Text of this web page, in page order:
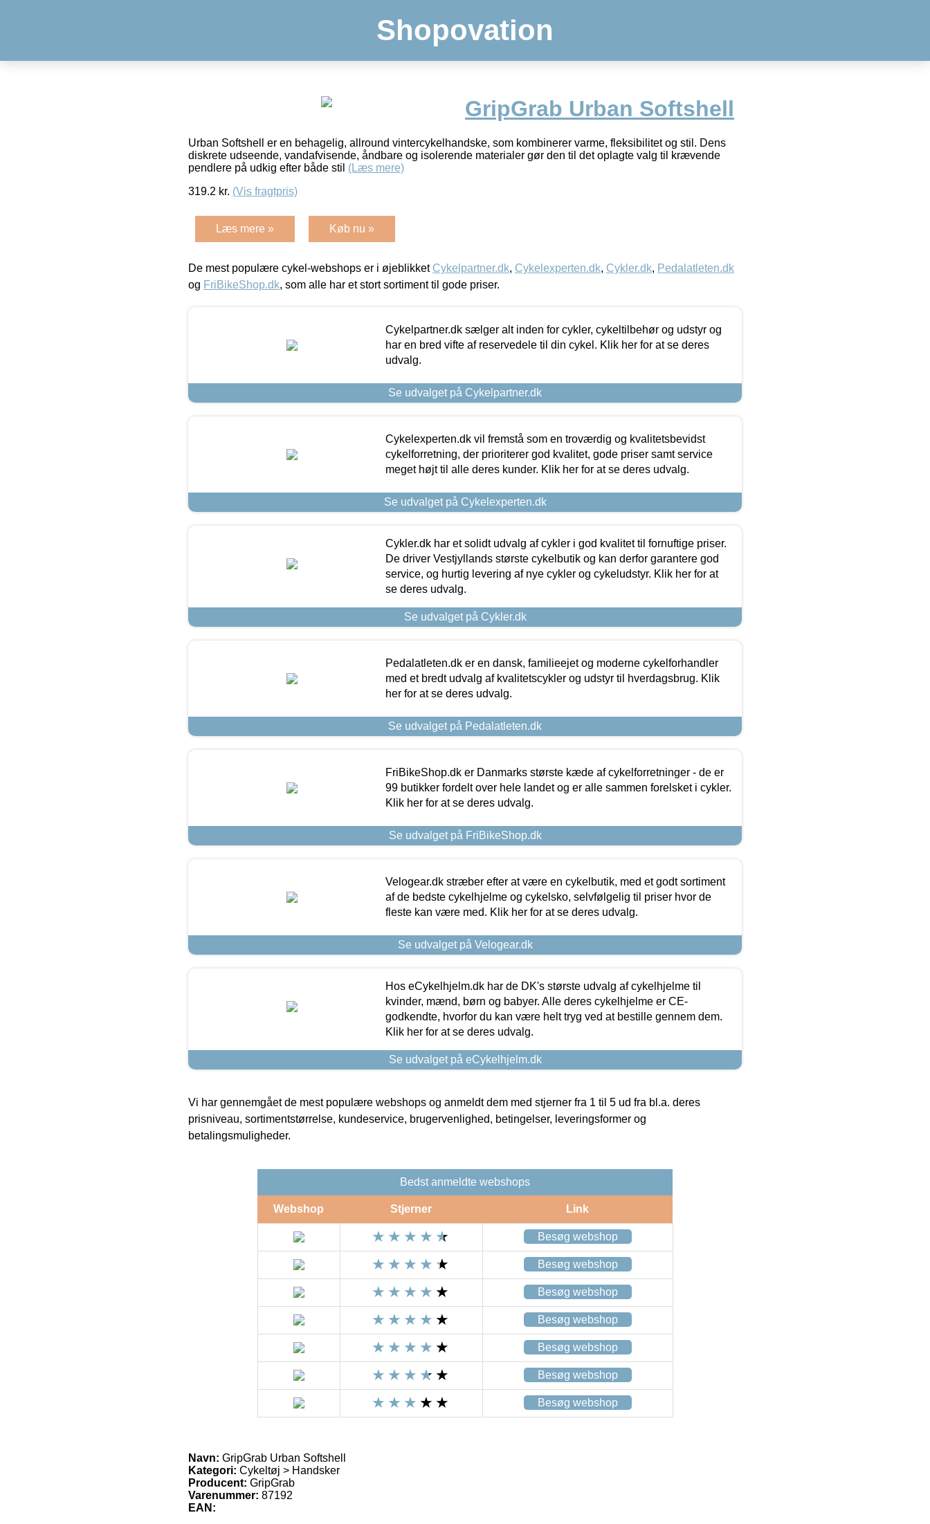
Shopovation
GripGrab Urban Softshell
Urban Softshell er en behagelig, allround vintercykelhandske, som kombinerer varme, fleksibilitet og stil. Dens
diskrete udseende, vandafvisende, åndbare og isolerende materialer gør den til det oplagte valg til krævende
pendlere på udkig efter både stil (Læs mere)
319.2 kr. (Vis fragtpris)
Læs mere » Køb nu »
De mest populære cykel-webshops er i øjeblikket Cykelpartner.dk, Cykelexperten.dk, Cykler.dk, Pedalatleten.dk
og FriBikeShop.dk, som alle har et stort sortiment til gode priser.
Cykelpartner.dk sælger alt inden for cykler, cykeltilbehør og udstyr og
har en bred vifte af reservedele til din cykel. Klik her for at se deres
udvalg.
Se udvalget på Cykelpartner.dk
Cykelexperten.dk vil fremstå som en troværdig og kvalitetsbevidst
cykelforretning, der prioriterer god kvalitet, gode priser samt service
meget højt til alle deres kunder. Klik her for at se deres udvalg.
Se udvalget på Cykelexperten.dk
Cykler.dk har et solidt udvalg af cykler i god kvalitet til fornuftige priser.
De driver Vestjyllands største cykelbutik og kan derfor garantere god
service, og hurtig levering af nye cykler og cykeludstyr. Klik her for at
se deres udvalg.
Se udvalget på Cykler.dk
Pedalatleten.dk er en dansk, familieejet og moderne cykelforhandler
med et bredt udvalg af kvalitetscykler og udstyr til hverdagsbrug. Klik
her for at se deres udvalg.
Se udvalget på Pedalatleten.dk
FriBikeShop.dk er Danmarks største kæde af cykelforretninger - de er
99 butikker fordelt over hele landet og er alle sammen forelsket i cykler.
Klik her for at se deres udvalg.
Se udvalget på FriBikeShop.dk
Velogear.dk stræber efter at være en cykelbutik, med et godt sortiment
af de bedste cykelhjelme og cykelsko, selvfølgelig til priser hvor de
fleste kan være med. Klik her for at se deres udvalg.
Se udvalget på Velogear.dk
Hos eCykelhjelm.dk har de DK's største udvalg af cykelhjelme til
kvinder, mænd, børn og babyer. Alle deres cykelhjelme er CE-
godkendte, hvorfor du kan være helt tryg ved at bestille gennem dem.
Klik her for at se deres udvalg.
Se udvalget på eCykelhjelm.dk
Vi har gennemgået de mest populære webshops og anmeldt dem med stjerner fra 1 til 5 ud fra bl.a. deres
prisniveau, sortimentstørrelse, kundeservice, brugervenlighed, betingelser, leveringsformer og
betalingsmuligheder.
Bedst anmeldte webshops
Webshop Stjerner Link
Besøg webshop
Besøg webshop
Besøg webshop
Besøg webshop
Besøg webshop
Besøg webshop
Besøg webshop
Navn: GripGrab Urban Softshell
Kategori: Cykeltøj > Handsker
Producent: GripGrab
Varenummer: 87192
EAN: